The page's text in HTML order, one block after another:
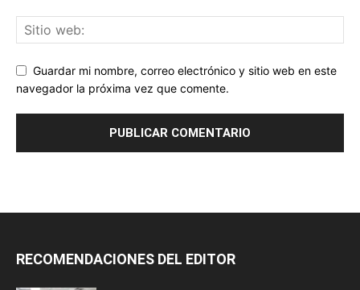
Guardar mi nombre, correo electrónico y sitio web en este
navegador la próxima vez que comente.
RECOMENDACIONES DEL EDITOR